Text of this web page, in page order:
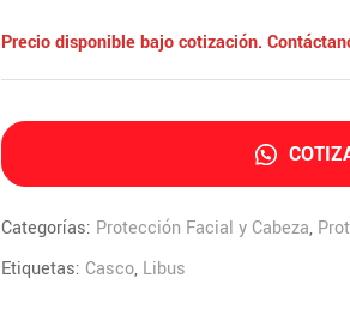
Precio disponible bajo cotización.
Categorías: Protección Facial y Cabeza,
Etiquetas: Casco, Libus